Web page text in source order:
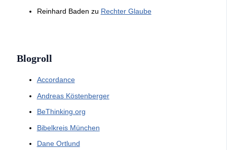
Reinhard Baden zu Rechter Glaube
Blogroll
Accordance
Andreas Köstenberger
BeThinking.org
Bibelkreis München
Dane Ortlund